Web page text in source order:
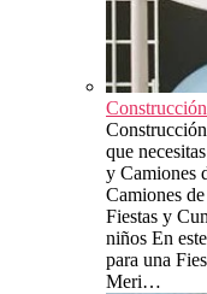
que
y Camiones
Camiones
Fiestas y
niños En
para una
Meri…